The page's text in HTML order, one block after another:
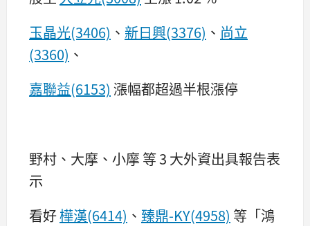
玉晶光(3406) 、 新日興(3376) 、 尚立
(3360) 、
嘉聯益(6153) 漲幅都超過半根漲停
野村、大摩、小摩 等 3 大外資出具報告表
示
看好樺漢(6414) 、 臻鼎-KY(4958) 等「鴻